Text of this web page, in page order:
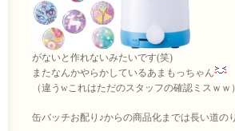
がないと作れないみたいです(笑)
またなんかやらかしているあまもっちゃん
（違うwこれはただのスタッフの確認ミスｗｗ）
缶バッチお配り♪からの商品化までは長い道の